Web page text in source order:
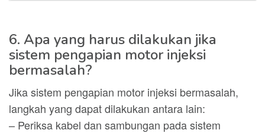
6. Apa yang harus dilakukan jika
sistem pengapian motor injeksi
bermasalah?
Jika sistem pengapian motor injeksi bermasalah,
langkah yang dapat dilakukan antara lain:
– Periksa kabel dan sambungan pada sistem